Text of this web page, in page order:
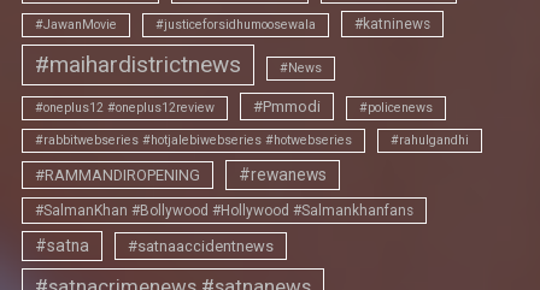
#JawanMovie #justiceforsidhumoosewala #katninews
#maihardistrictnews #News
#oneplus12 #oneplus12review #Pmmodi #policenews
#rabbitwebseries #hotjalebiwebseries #hotwebseries #rahulgandhi
#RAMMANDIROPENING #rewanews
#SalmanKhan #Bollywood #Hollywood #Salmankhanfans
#satna #satnaaccidentnews